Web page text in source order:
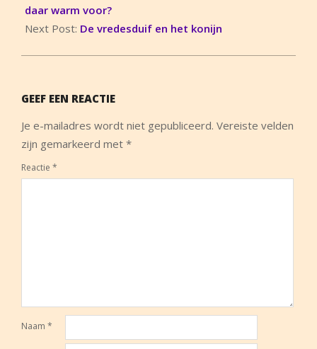
15
daar warm voor?
Next Post: De vredesduif en het konijn
GEEF EEN REACTIE
Je e-mailadres wordt niet gepubliceerd. Vereiste velden
zijn gemarkeerd met *
Reactie *
Naam *